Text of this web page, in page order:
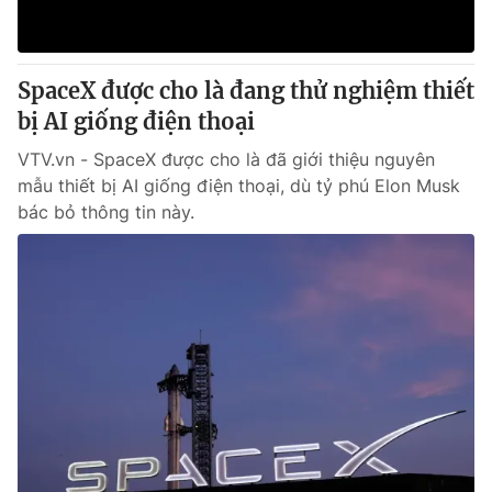
VTV4 Vươn mình bằng AI
VTV9 VTV8
Liên hệ tòa soạn English
Đài Truyền hình Việt Nam
Cơ quan báo chí:Thời báo VTV
SpaceX được cho là đang thử nghiệm thiết
bị AI giống điện thoại
VTV.vn - SpaceX được cho là đã giới thiệu nguyên
mẫu thiết bị AI giống điện thoại, dù tỷ phú Elon Musk
bác bỏ thông tin này.